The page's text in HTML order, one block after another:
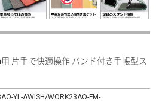
用 片手で快適操作 バンド付き手帳型ス
YL-AWISH/WORK23AO-FM-